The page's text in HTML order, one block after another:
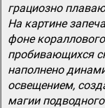
грациозно
На картине
фоне
пробивающихся
наполнено
освещением,
магии